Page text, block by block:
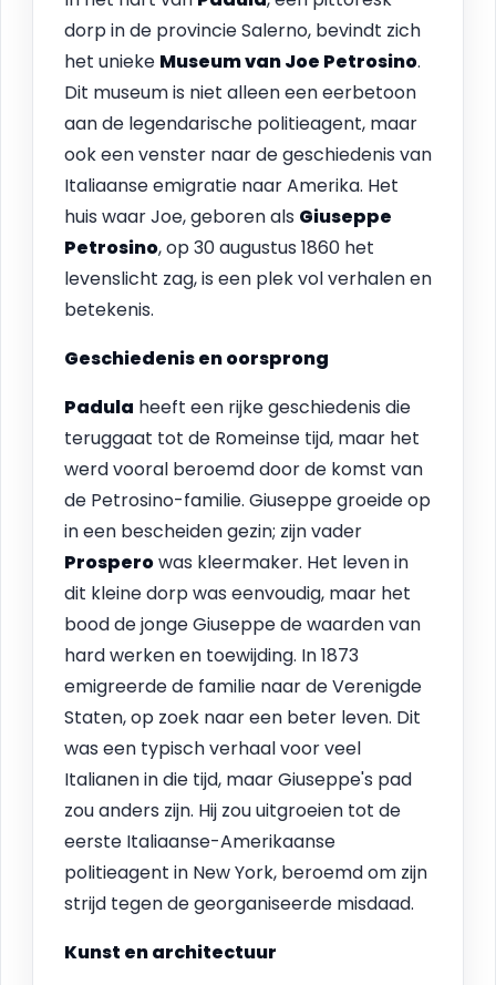
dorp in de provincie Salerno, bevindt zich
het unieke Museum van Joe Petrosino.
Dit museum is niet alleen een eerbetoon
aan de legendarische politieagent, maar
ook een venster naar de geschiedenis van
Italiaanse emigratie naar Amerika. Het
huis waar Joe, geboren als Giuseppe
Petrosino, op 30 augustus 1860 het
levenslicht zag, is een plek vol verhalen en
betekenis.
Geschiedenis en oorsprong
Padula heeft een rijke geschiedenis die
teruggaat tot de Romeinse tijd, maar het
werd vooral beroemd door de komst van
de Petrosino-familie. Giuseppe groeide op
in een bescheiden gezin; zijn vader
Prosperowas kleermaker. Het leven in
dit kleine dorp was eenvoudig, maar het
bood de jonge Giuseppe de waarden van
hard werken en toewijding. In 1873
emigreerde de familie naar de Verenigde
Staten, op zoek naar een beter leven. Dit
was een typisch verhaal voor veel
Italianen in die tijd, maar Giuseppe's pad
zou anders zijn. Hij zou uitgroeien tot de
eerste Italiaanse-Amerikaanse
politieagent in New York, beroemd om zijn
strijd tegen de georganiseerde misdaad.
Kunst en architectuur